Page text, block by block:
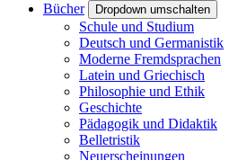
Bücher
Dropdown umschalten
Schule und Studium
Deutsch und Germanistik
Moderne Fremdsprachen
Latein und Griechisch
Philosophie und Ethik
Geschichte
Pädagogik und Didaktik
Belletristik
Neuerscheinungen